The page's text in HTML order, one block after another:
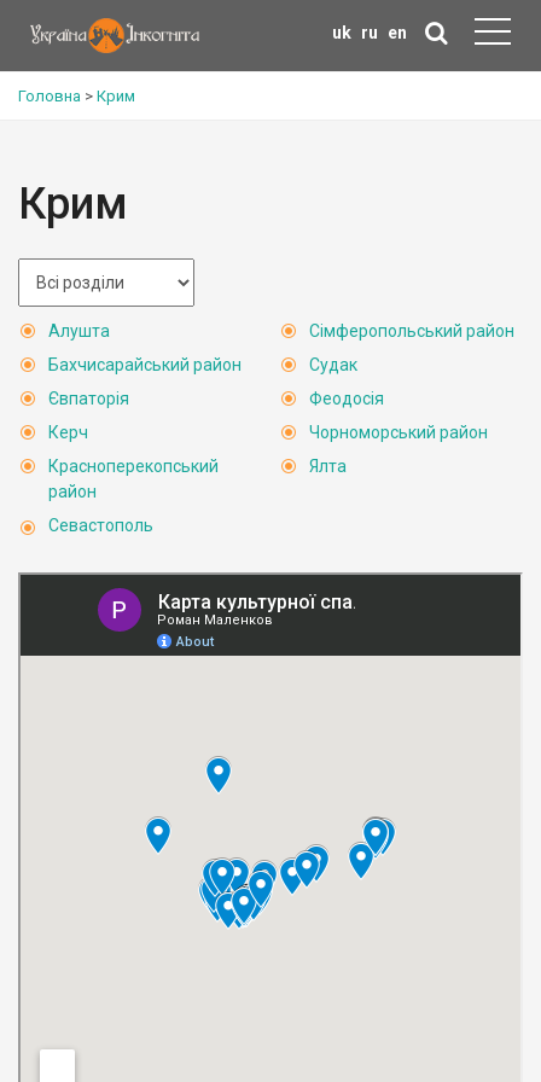
uk ru en
Головна > Крим
Крим
Алушта
Бахчисарайський район
Євпаторія
Керч
Красноперекопський
район
Севастополь
Сімферопольський район
Судак
Феодосія
Чорноморський район
Ялта